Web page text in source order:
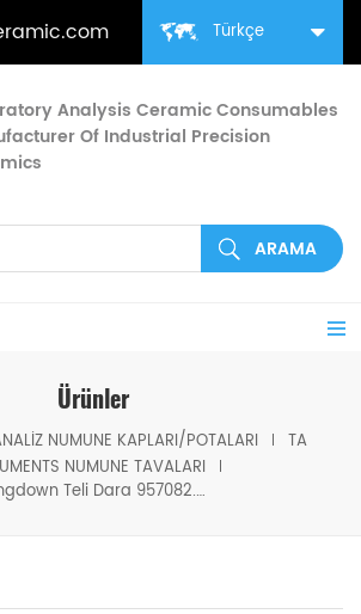
Türkçe
Analysis Ceramic Consumables
Of Industrial Precision
Ürünler
NUMUNE KAPLARI/POTALARI
TA
NUMUNE TAVALARI
Hangdown Teli Dara 957082.901 TA Tga için Q5000IR/Q5000SA/ Discovery TGA için Örnek Tel; Q5000SA için Dara Teli